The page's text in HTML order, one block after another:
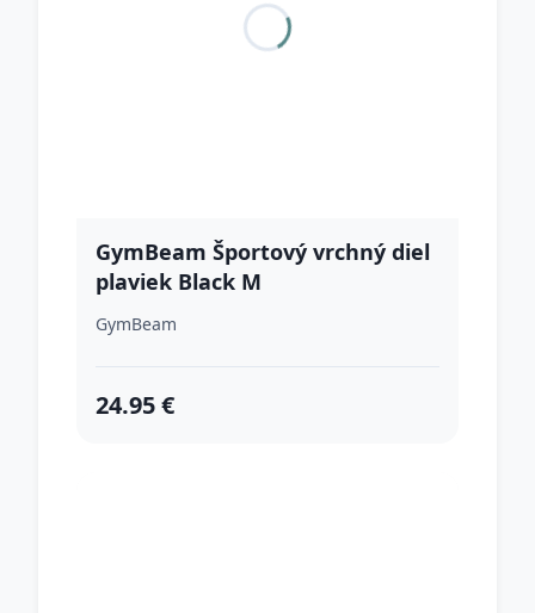
GymBeam Športový vrchný diel
plaviek Black M
GymBeam
24.95 €